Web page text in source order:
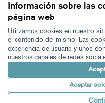
Información sobre las
página web
Utilizamos cookies en nuestro
el contenido del mismo. Las
experiencia de usuario y unos
nuestros canales de redes
Aceptar
Términos y condiciones de uso
Configuración de cookies
Zeugaz en X
(Enlace externo)
Zeugaz en Facebook
(Enlace externo)
Zeugaz en Instagram
(Enlace externo)
Zeugaz en
(Enlace externo)
Zeugaz en
(Enlace
Castellano
Aukeratu hizkuntzaElegir el idioma